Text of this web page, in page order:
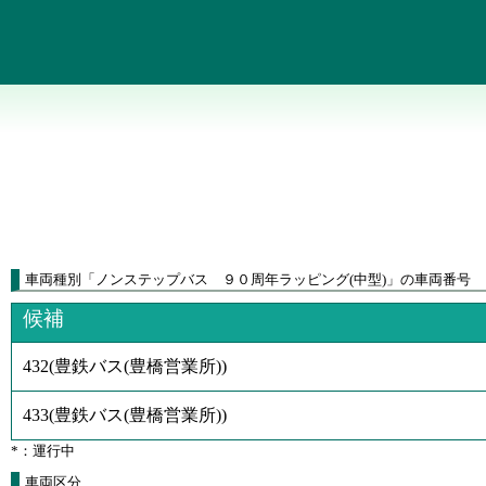
車両種別 「 ノンステップバス ９０周年ラッピング(中型) 」 の車両番号
候補
432(豊鉄バス(豊橋営業所))
433(豊鉄バス(豊橋営業所))
*：運行中
車両区分